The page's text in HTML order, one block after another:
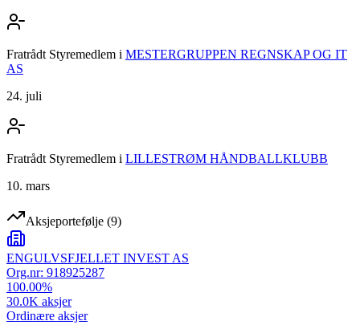
Fratrådt Styremedlem i MESTERGRUPPEN REGNSKAP OG IT
AS
24. juli
Fratrådt Styremedlem i LILLESTRØM HÅNDBALLKLUBB
10. mars
Aksjeportefølje (9)
ENGULVSFJELLET INVEST AS
Org.nr: 918925287
100.00%
30.0K aksjer
Ordinære aksjer